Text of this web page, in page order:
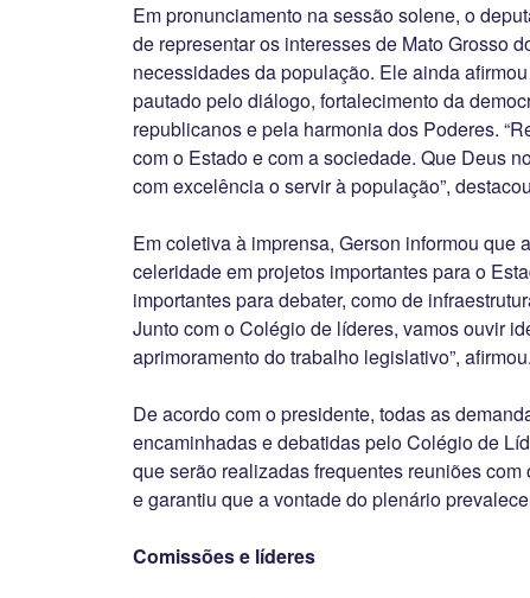
Em pronunciamento na sessão solene, o
de representar os interesses de Mato Grosso
necessidades da população. Ele ainda
pautado pelo diálogo, fortalecimento da
republicanos e pela harmonia dos Poderes.
com o Estado e com a sociedade. Que Deus
com excelência o servir à população”,
Em coletiva à imprensa, Gerson informou que
celeridade em projetos importantes para o
importantes para debater, como de
Junto com o Colégio de líderes, vamos ouvir
aprimoramento do trabalho legislativo”, afirmou.
De acordo com o presidente, todas as
encaminhadas e debatidas pelo Colégio de
que serão realizadas frequentes reuniões
e garantiu que a vontade do plenário
Comissões e líderes